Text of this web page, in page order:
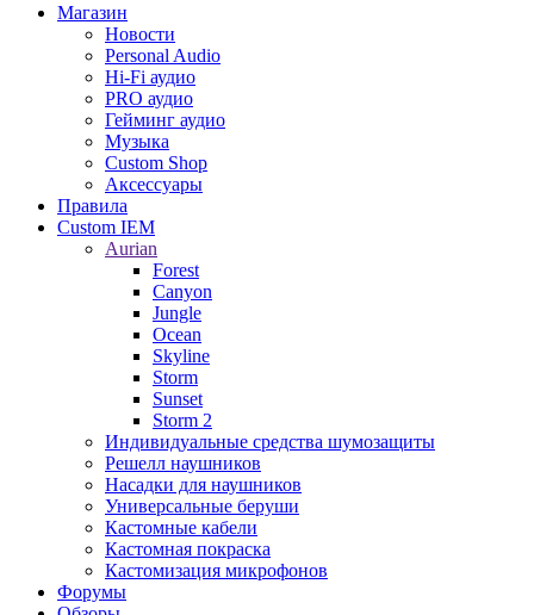
Магазин
Новости
Personal Audio
Hi-Fi аудио
PRO аудио
Гейминг аудио
Музыка
Custom Shop
Аксессуары
Правила
Custom IEM
Aurian
Forest
Canyon
Jungle
Ocean
Skyline
Storm
Sunset
Storm 2
Индивидуальные средства шумозащиты
Решелл наушников
Насадки для наушников
Универсальные беруши
Кастомные кабели
Кастомная покраска
Кастомизация микрофонов
Форумы